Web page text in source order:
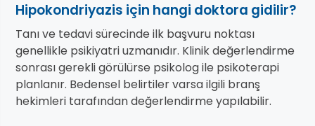
Hipokondriyazis için hangi doktora gidilir?
Tanı ve tedavi sürecinde ilk başvuru noktası
genellikle psikiyatri uzmanıdır. Klinik değerlendirme
sonrası gerekli görülürse psikolog ile psikoterapi
planlanır. Bedensel belirtiler varsa ilgili branş
hekimleri tarafından değerlendirme yapılabilir.